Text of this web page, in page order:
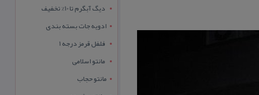
دیگ آبگرم تا 10% تخفیف
ادویه جات بسته بندی
فلفل قرمز درجه 1
مانتو اسلامی
مانتو حجاب